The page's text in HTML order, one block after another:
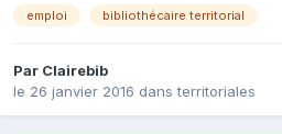
emploi bibliothécaire territorial
Par Clairebib
le 26 janvier 2016 dansterritoriales